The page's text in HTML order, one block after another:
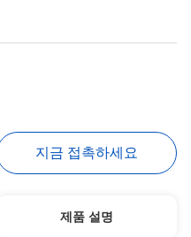
지금 접촉하세요
제품 설명